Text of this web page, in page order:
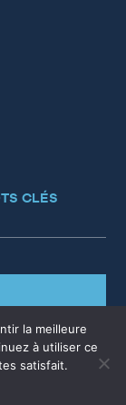
CLÉS
la meilleure
à utiliser ce
satisfait.